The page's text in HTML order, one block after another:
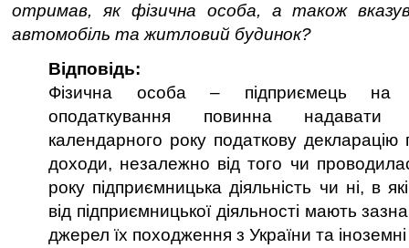
отримав, як фізична особа, а також
автомобіль та житловий будинок?
Відповідь:
Фізична особа – підприємець на
оподаткування повинна надавати
календарного року податкову
доходи, незалежно від того чи
року підприємницька діяльність чи ні, в
від підприємницької діяльності мають
джерел їх походження з України та